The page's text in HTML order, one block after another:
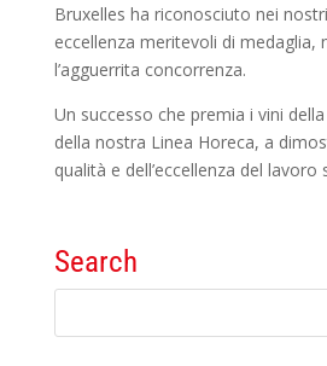
Bruxelles ha riconosciuto nei
eccellenza meritevoli di medaglia,
l’agguerrita concorrenza.
Un successo che premia i vini
della nostra Linea Horeca, a
qualità e dell’eccellenza del lavoro
Search